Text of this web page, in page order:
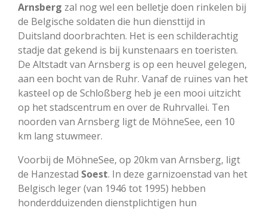
Arnsberg zal nog wel een belletje doen rinkelen bij
de Belgische soldaten die hun diensttijd in
Duitsland doorbrachten. Het is een schilderachtig
stadje dat gekend is bij kunstenaars en toeristen.
De Altstadt van Arnsberg is op een heuvel gelegen,
aan een bocht van de Ruhr. Vanaf de ruïnes van het
kasteel op de Schloßberg heb je een mooi uitzicht
op het stadscentrum en over de Ruhrvallei. Ten
noorden van Arnsberg ligt de MöhneSee, een 10
km lang stuwmeer.
Voorbij de MöhneSee, op 20km van Arnsberg, ligt
de Hanzestad Soest. In deze garnizoenstad van het
Belgisch leger (van 1946 tot 1995) hebben
honderdduizenden dienstplichtigen hun